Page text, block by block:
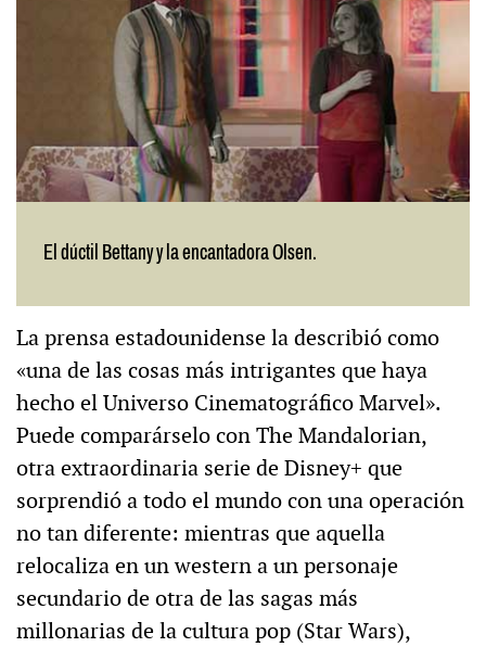
El dúctil Bettany y la encantadora Olsen.
La prensa estadounidense la describió como
«una de las cosas más intrigantes que haya
hecho el Universo Cinematográfico Marvel».
Puede comparárselo con The Mandalorian,
otra extraordinaria serie de Disney+ que
sorprendió a todo el mundo con una operación
no tan diferente: mientras que aquella
relocaliza en un western a un personaje
secundario de otra de las sagas más
millonarias de la cultura pop (Star Wars),